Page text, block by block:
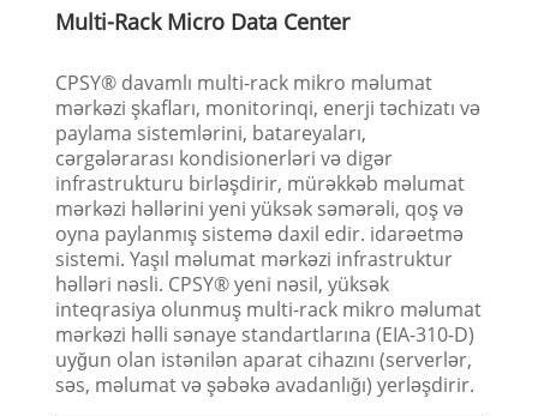
Multi-Rack Micro Data Center
CPSY® davamlı multi-rack mikro məlumat
mərkəzi şkafları, monitorinqi, enerji təchizatı və
paylama sistemlərini, batareyaları,
cərgələrarası kondisionerləri və digər
infrastrukturu birləşdirir, mürəkkəb məlumat
mərkəzi həllərini yeni yüksək səmərəli, qoş və
oyna paylanmış sistemə daxil edir. idarəetmə
sistemi. Yaşıl məlumat mərkəzi infrastruktur
həlləri nəsli. CPSY® yeni nəsil, yüksək
inteqrasiya olunmuş multi-rack mikro məlumat
mərkəzi həlli sənaye standartlarına (EIA-310-D)
uyğun olan istənilən aparat cihazını (serverlər,
səs, məlumat və şəbəkə avadanlığı) yerləşdirir.